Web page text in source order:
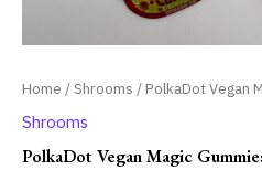
Home /Shrooms / PolkaDot Vegan
Shrooms
PolkaDot Vegan Magic